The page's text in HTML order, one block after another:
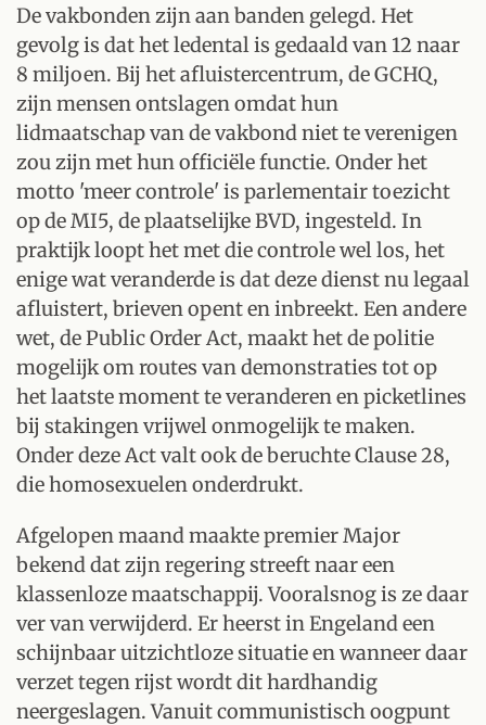
De vakbonden zijn aan banden gelegd. Het
gevolg is dat het ledental is gedaald van 12 naar
8 miljoen. Bij het afluistercentrum, de GCHQ,
zijn mensen ontslagen omdat hun
lidmaatschap van de vakbond niet te verenigen
zou zijn met hun officiële functie. Onder het
motto 'meer controle' is parlementair toezicht
op de MI5, de plaatselijke BVD, ingesteld. In
praktijk loopt het met die controle wel los, het
enige wat veranderde is dat deze dienst nu legaal
afluistert, brieven opent en inbreekt. Een andere
wet, de Public Order Act, maakt het de politie
mogelijk om routes van demonstraties tot op
het laatste moment te veranderen en picketlines
bij stakingen vrijwel onmogelijk te maken.
Onder deze Act valt ook de beruchte Clause 28,
die homosexuelen onderdrukt.
Afgelopen maand maakte premier Major
bekend dat zijn regering streeft naar een
klassenloze maatschappij. Vooralsnog is ze daar
ver van verwijderd. Er heerst in Engeland een
schijnbaar uitzichtloze situatie en wanneer daar
verzet tegen rijst wordt dit hardhandig
neergeslagen. Vanuit communistisch oogpunt